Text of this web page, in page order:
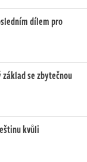
dílem pro
základ se zbytečnou
kvůli